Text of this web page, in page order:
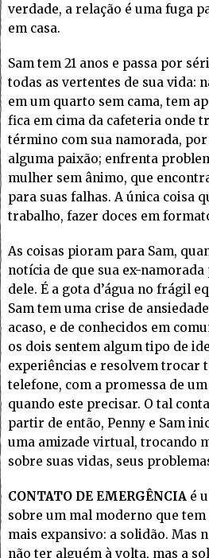
verdade, a relação é uma fuga
em casa.
Sam tem 21 anos e passa por
todas as vertentes de sua vida:
em um quarto sem cama, tem
fica em cima da cafeteria onde
término com sua namorada,
alguma paixão; enfrenta
mulher sem ânimo, que
para suas falhas. A única coisa
trabalho, fazer doces em
As coisas pioram para Sam,
notícia de que sua ex-
dele. É a gota d’água no frágil
Sam tem uma crise de
acaso, e de conhecidos em
os dois sentem algum tipo de
experiências e resolvem trocar
telefone, com a promessa de
quando este precisar. O tal
partir de então, Penny e Sam
uma amizade virtual, trocando
sobre suas vidas, seus
CONTATO DE EMERGÊNCIA é
sobre um mal moderno que
mais expansivo: a solidão. Mas
não ter alguém à volta, mas a